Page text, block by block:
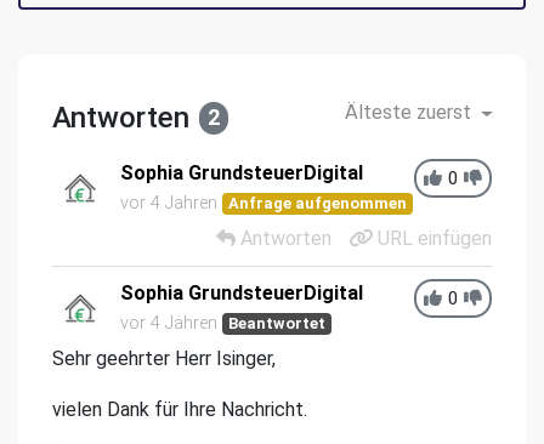
Antworten 2 Älteste zuerst
0
Sophia GrundsteuerDigital
vor 4 Jahren Anfrage aufgenommen
Antworten URL einfügen
0
Sophia GrundsteuerDigital
vor 4 Jahren Beantwortet
Sehr geehrter Herr Isinger,
vielen Dank für Ihre Nachricht.